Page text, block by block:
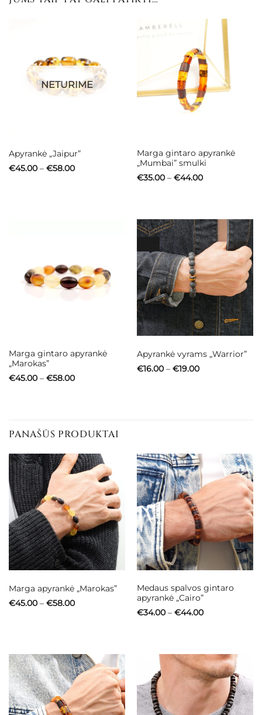
NETURIME
Apyrankė „Jaipur”
€45.00 – €58.00Price
Marga gintaro apyrankė
„Mumbai” smulki
€35.00 – €44.00Price
Marga gintaro apyrankė
„Marokas”
€45.00 – €58.00Price
Apyrankė vyrams „Warrior”
€16.00 – €19.00Price
PANAŠŪS PRODUKTAI
Marga apyrankė „Marokas”
€45.00 – €58.00Price
Medaus spalvos gintaro
apyrankė „Cairo”
€34.00 – €44.00Price